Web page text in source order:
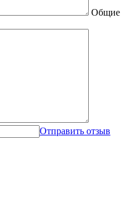
Общие
Отправить отзыв